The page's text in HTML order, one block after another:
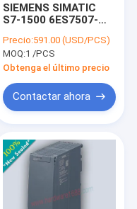
SIEMENS SIMATIC
S7-1500 6ES7507-
6ES75070RA000AB0
Precio:591.00 (USD/PCS)
MOQ:1 /PCS
Obtenga el último precio
Contactar ahora